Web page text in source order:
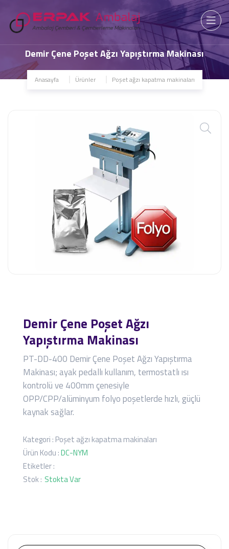
Demir Çene Poşet Ağzı Yapıştırma Makinası
Anasayfa Ürünler Poşet ağzı kapatma makinaları
Demir Çene Poşet Ağzı
Yapıştırma Makinası
PT-DD-400 Demir Çene Poşet Ağzı Yapıştırma
Makinası; ayak pedallı kullanım, termostatlı ısı
kontrolü ve 400mm çenesiyle
OPP/CPP/alüminyum folyo poşetlerde hızlı, güçlü
kaynak sağlar.
Kategori : Poşet ağzı kapatma makinaları
Ürün Kodu :DC-NYM
Etiketler :
Stok : Stokta Var